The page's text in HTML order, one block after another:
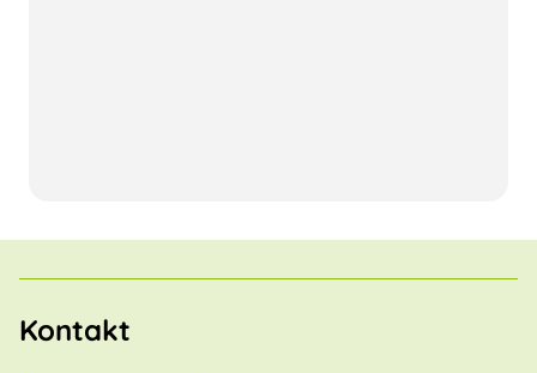
Kontakt